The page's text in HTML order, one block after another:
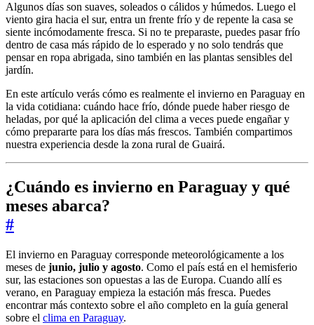
Algunos días son suaves, soleados o cálidos y húmedos. Luego el
viento gira hacia el sur, entra un frente frío y de repente la casa se
siente incómodamente fresca. Si no te preparaste, puedes pasar frío
dentro de casa más rápido de lo esperado y no solo tendrás que
pensar en ropa abrigada, sino también en las plantas sensibles del
jardín.
En este artículo verás cómo es realmente el invierno en Paraguay en
la vida cotidiana: cuándo hace frío, dónde puede haber riesgo de
heladas, por qué la aplicación del clima a veces puede engañar y
cómo prepararte para los días más frescos. También compartimos
nuestra experiencia desde la zona rural de Guairá.
¿Cuándo es invierno en Paraguay y qué
meses abarca?
#
El invierno en Paraguay corresponde meteorológicamente a los
meses de junio, julio y agosto. Como el país está en el hemisferio
sur, las estaciones son opuestas a las de Europa. Cuando allí es
verano, en Paraguay empieza la estación más fresca. Puedes
encontrar más contexto sobre el año completo en la guía general
sobre el clima en Paraguay.